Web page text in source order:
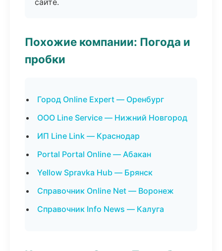
сайте.
Похожие компании: Погода и
пробки
Город Online Expert — Оренбург
ООО Line Service — Нижний Новгород
ИП Line Link — Краснодар
Portal Portal Online — Абакан
Yellow Spravka Hub — Брянск
Справочник Online Net — Воронеж
Справочник Info News — Калуга